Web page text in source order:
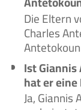
Die Eltern
Charles
Ist
hat er
Ja,